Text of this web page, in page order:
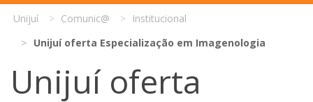
Unijuí Comunic@
Institucional
Unijuí oferta Especialização em Imagenologia
Unijuí oferta